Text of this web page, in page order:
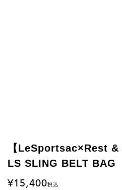
【LeSportsac×Rest
LS SLING BELT BAG
15,400税込